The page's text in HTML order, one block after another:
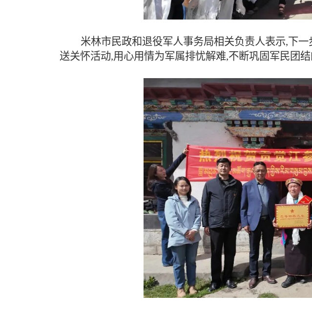
米林市民政和退役军人事务局相关负责人表示,下
送关怀活动,用心用情为军属排忧解难,不断巩固军民团